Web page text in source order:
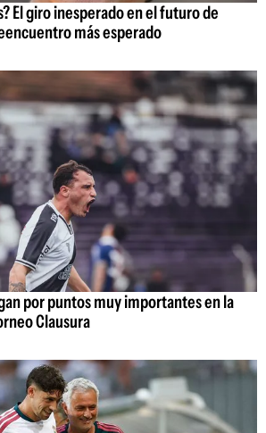
El giro inesperado en el futuro de
más esperado
por puntos muy importantes en la
Clausura